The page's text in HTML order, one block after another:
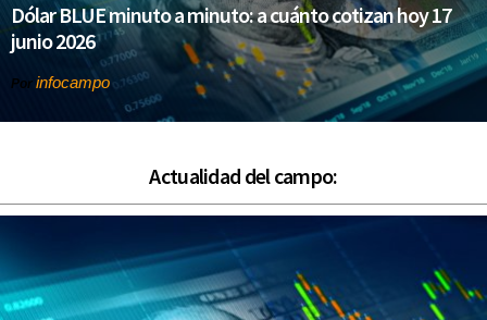
Dólar BLUE minuto a minuto: a cuánto cotizan hoy 17
junio 2026
Por infocampo
Actualidad del campo: